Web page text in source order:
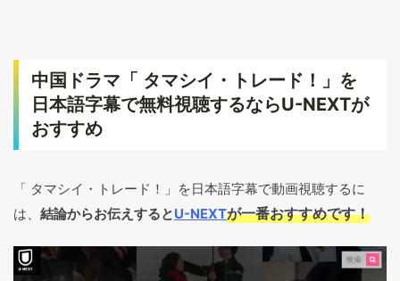
中国ドラマ「 タマシイ・トレード！」を
日本語字幕で無料視聴するならU-NEXTが
おすすめ
「 タマシイ・トレード！」を日本語字幕で動画視聴するに
は、 結論からお伝えするとU-NEXTが一番おすすめです！